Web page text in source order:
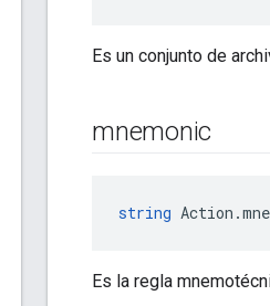
Es un conjunto de
mnemonic
string
Es la regla